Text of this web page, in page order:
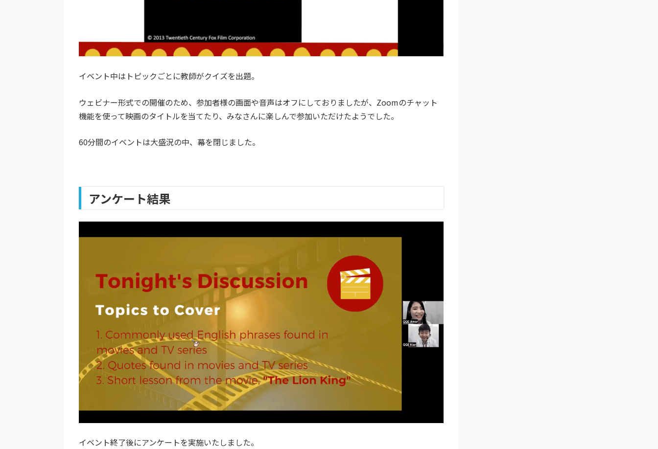
イベント中はトピックごとに教師がクイズを出題。
ウェビナー形式での開催のため、参加者様の画面や音声はオフにしておりましたが、Zoomのチャット
機能を使って映画のタイトルを当てたり、みなさんに楽しんで参加いただけたようでした。
60分間のイベントは大盛況の中、幕を閉じました。
アンケート結果
イベント終了後にアンケートを実施いたしました。